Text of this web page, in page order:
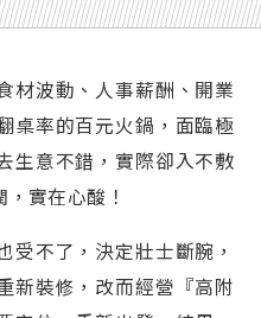
材波動、人事薪酬、開業
桌率的百元火鍋，面臨極
生意不錯，實際卻入不敷
實在心酸！
受不了，決定壯士斷腕，
新裝修，改而經營『高附